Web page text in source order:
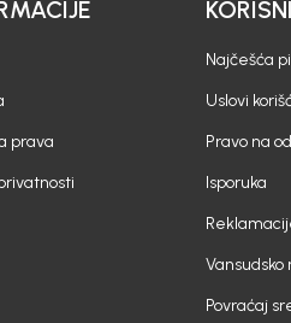
prava
Najčešća
Uslovi
Pravo na
Isporuka
Povraćaj